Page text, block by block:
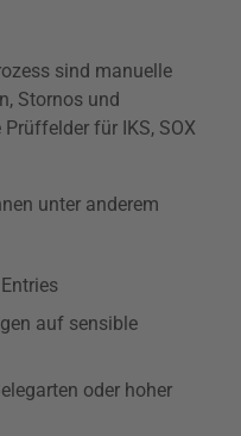
sind manuelle
Stornos und
für IKS, SOX
unter anderem
auf sensible
oder hoher